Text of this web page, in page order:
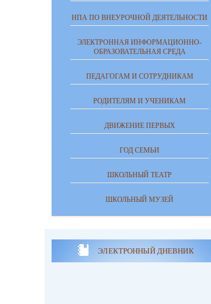
НПА ПО ВНЕУРОЧНОЙ ДЕЯТЕЛЬНОСТИ
ЭЛЕКТРОННАЯ ИНФОРМАЦИОННО-
ОБРАЗОВАТЕЛЬНАЯ СРЕДА
ПЕДАГОГАМ И СОТРУДНИКАМ
РОДИТЕЛЯМ И УЧЕНИКАМ
ДВИЖЕНИЕ ПЕРВЫХ
ГОД СЕМЬИ
ШКОЛЬНЫЙ ТЕАТР
ШКОЛЬНЫЙ МУЗЕЙ
ЭЛЕКТРОННЫЙ ДНЕВНИК